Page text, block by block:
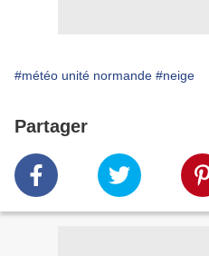
#météo unité normande #neige
Partager